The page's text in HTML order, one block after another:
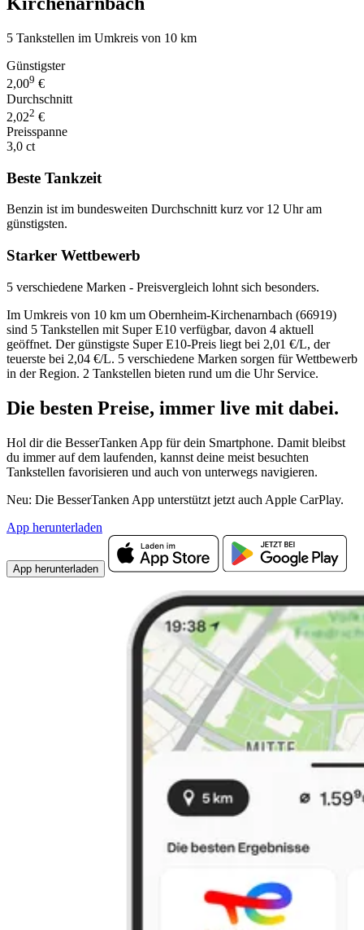
5 Tankstellen im Umkreis von 10 km
Günstigster
2,009 €
Durchschnitt
2,022 €
Preisspanne
3,0 ct
Beste Tankzeit
Benzin ist im bundesweiten Durchschnitt kurz vor 12 Uhr am
günstigsten.
Starker Wettbewerb
5 verschiedene Marken - Preisvergleich lohnt sich besonders.
Im Umkreis von 10 km um Obernheim-Kirchenarnbach (66919)
sind 5 Tankstellen mit Super E10 verfügbar, davon 4 aktuell
geöffnet. Der günstigste Super E10-Preis liegt bei 2,01 €/L, der
teuerste bei 2,04 €/L. 5 verschiedene Marken sorgen für Wettbewerb
in der Region. 2 Tankstellen bieten rund um die Uhr Service.
Die besten Preise, immer live mit dabei.
Hol dir die BesserTanken App für dein Smartphone. Damit bleibst
du immer auf dem laufenden, kannst deine meist besuchten
Tankstellen favorisieren und auch von unterwegs navigieren.
Neu: Die BesserTanken App unterstützt jetzt auch Apple CarPlay.
App herunterladen
App herunterladen